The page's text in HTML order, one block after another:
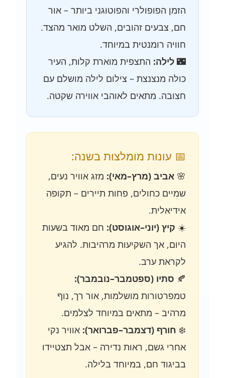
הזמן הפופולרי והפוטוגני ביותר – אור
חם, צבעים זהובים, השלט מואר מהצד.
חוויה רומנטית במיוחד.
🌃לילה: התצפית מוארת קלות, העיר
כולה מנצנצת – צילום לילה מושלם עם
חצובה. מתאים לאוהבי אווירה שקטה.
📅 עונות מומלצות בשנה:
🌸אביב (מרץ–מאי): מזג אוויר נעים,
שמיים כחולים, פחות תיירים – תקופה
אידיאלית.
☀️ קיץ (יוני–אוגוסט): חם מאוד בשעות
היום, אך השקיעות מרהיבות. להגיע
לקראת ערב.
🍂 סתיו (ספטמבר–נובמבר):
טמפרטורות מושלמות, אור רך, נוף
מרהיב – מתאים במיוחד לצלמים.
❄️ חורף (דצמבר–פברואר): אוויר נקי
אחרי גשם, ראות נדירה – אבל תצטיידו
בביגוד חם, במיוחד בלילה.